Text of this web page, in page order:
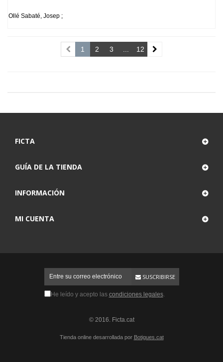
Ollé Sabaté, Josep ;
1 2 3 12
FICTA
GUÍA DE LA TIENDA
INFORMACIÓN
MI CUENTA
SUSCRIBIRSE
He leído y acepto las condiciones legales.
© 2016. Ficta.cat
Tienda online desarrollada por Botigues.cat